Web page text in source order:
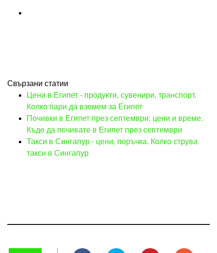
Свързани статии
Цени в Египет - продукти, сувенири, транспорт.
Колко пари да вземем за Египет
Почивки в Египет през септември: цени и време.
Къде да почивате в Египет през септември
Такси в Сингапур - цени, поръчка. Колко струва
такси в Сингапур